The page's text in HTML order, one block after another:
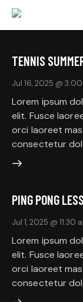
TENNIS
Jul 16, 2025 @
Lorem ipsum
elit. Fusce
orci laoreet
consectetur
PING PONG
Jul 1, 2025 @ 11:30
Lorem ipsum
elit. Fusce
orci laoreet
consectetur